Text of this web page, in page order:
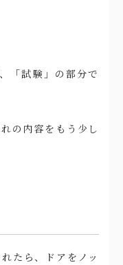
「試験」の部分で
の内容をもう少し
たら、ドアをノッ